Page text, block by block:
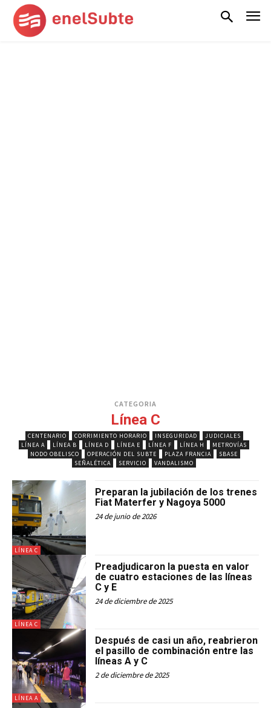
CATEGORIA
Línea C
CENTENARIO CORRIMIENTO HORARIO INSEGURIDAD
JUDICIALES
LÍNEA A
LÍNEA B LÍNEA D LÍNEA E LÍNEA F LÍNEA H
METROVÍAS
NODO OBELISCO
OPERACIÓN DEL SUBTE PLAZA FRANCIA
SBASE
SEÑALÉTICA
SERVICIO VANDALISMO
LÍNEA C
Preparan la jubilación de los trenes
Fiat Materfer y Nagoya 5000
24 de junio de 2026
LÍNEA C
Preadjudicaron la puesta en valor
de cuatro estaciones de las líneas
C y E
24 de diciembre de 2025
LÍNEA A
Después de casi un año, reabrieron
el pasillo de combinación entre las
líneas A y C
2 de diciembre de 2025